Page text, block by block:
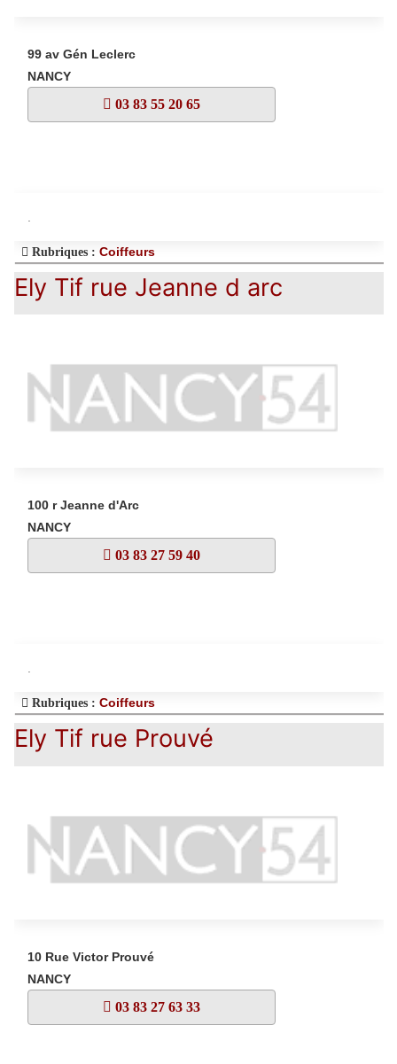
99 av Gén Leclerc
NANCY
03 83 55 20 65
Rubriques : Coiffeurs
Ely Tif rue Jeanne d arc
100 r Jeanne d'Arc
NANCY
03 83 27 59 40
.
Rubriques : Coiffeurs
Ely Tif rue Prouvé
10 Rue Victor Prouvé
NANCY
03 83 27 63 33